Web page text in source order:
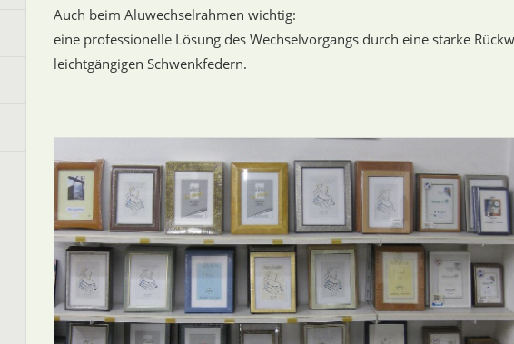
Auch beim Aluwechselrahmen wichtig:
eine professionelle Lösung des Wechselvorgangs durch eine starke
leichtgängigen Schwenkfedern.